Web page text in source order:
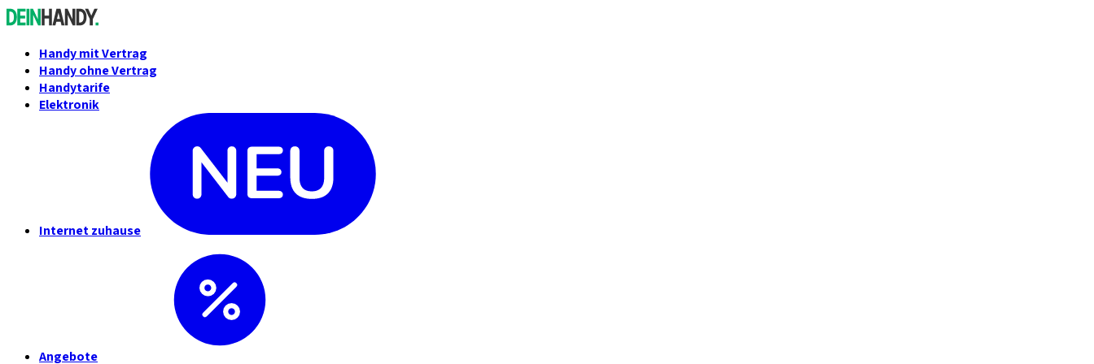
Handy mit Vertrag
Handy ohne Vertrag
Handytarife
Elektronik
Internet zuhause
Angebote